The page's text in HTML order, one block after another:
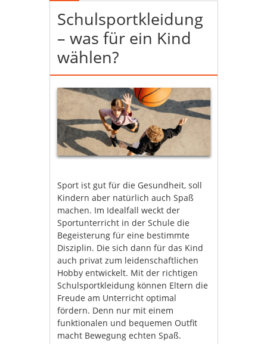
Schulsportkleidung
– was für ein Kind
wählen?
Sport ist gut für die Gesundheit, soll
Kindern aber natürlich auch Spaß
machen. Im Idealfall weckt der
Sportunterricht in der Schule die
Begeisterung für eine bestimmte
Disziplin. Die sich dann für das Kind
auch privat zum leidenschaftlichen
Hobby entwickelt. Mit der richtigen
Schulsportkleidung können Eltern die
Freude am Unterricht optimal
fördern. Denn nur mit einem
funktionalen und bequemen Outfit
macht Bewegung echten Spaß.